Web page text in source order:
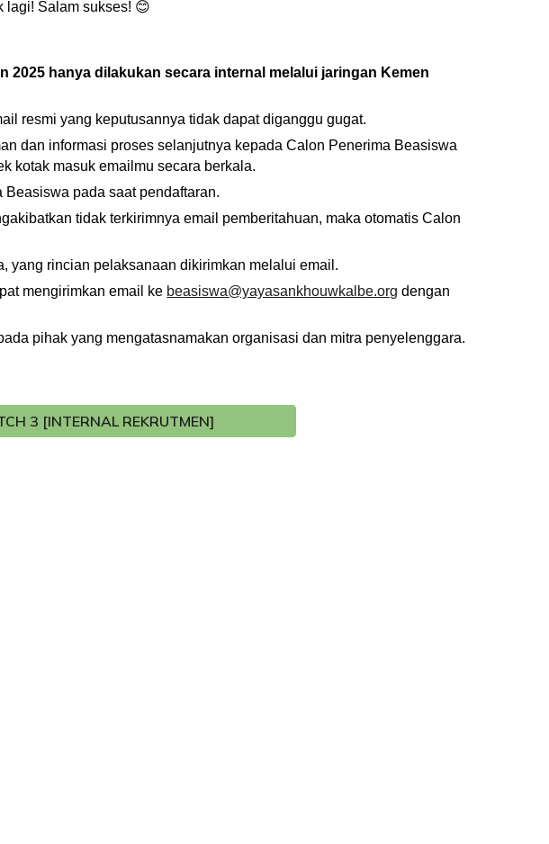
lagi! Salam sukses! 😊
2025 hanya dilakukan secara internal melalui jaringan Kemen
resmi yang keputusannya tidak dapat diganggu gugat.
dan informasi proses selanjutnya kepada Calon Penerima Beasiswa
kotak masuk emailmu secara berkala.
pada saat pendaftaran.
tidak terkirimnya email pemberitahuan, maka otomatis Calon
yang rincian pelaksanaan dikirimkan melalui email.
mengirimkan email ke beasiswa@yayasankhouwkalbe.org dengan
pihak yang mengatasnamakan organisasi dan mitra penyelenggara.
3 [INTERNAL REKRUTMEN]